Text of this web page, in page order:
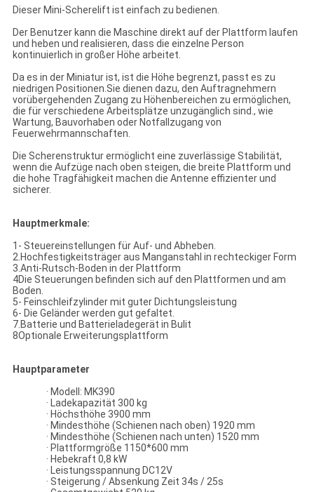
Dieser Mini-Scherelift ist einfach zu bedienen.
Der Benutzer kann die Maschine direkt auf der Plattform laufen
und heben und realisieren, dass die einzelne Person
kontinuierlich in großer Höhe arbeitet.
Da es in der Miniatur ist, ist die Höhe begrenzt, passt es zu
niedrigen Positionen.Sie dienen dazu, den Auftragnehmern
vorübergehenden Zugang zu Höhenbereichen zu ermöglichen,
die für verschiedene Arbeitsplätze unzugänglich sind., wie
Wartung, Bauvorhaben oder Notfallzugang von
Feuerwehrmannschaften.
Die Scherenstruktur ermöglicht eine zuverlässige Stabilität,
wenn die Aufzüge nach oben steigen, die breite Plattform und
die hohe Tragfähigkeit machen die Antenne effizienter und
sicherer.
Hauptmerkmale:
1- Steuereinstellungen für Auf- und Abheben.
2.Hochfestigkeitsträger aus Manganstahl in rechteckiger Form
3.Anti-Rutsch-Boden in der Plattform
4Die Steuerungen befinden sich auf den Plattformen und am
Boden.
5- Feinschleifzylinder mit guter Dichtungsleistung
6- Die Geländer werden gut gefaltet.
7.Batterie und Batterieladegerät in Bulit
8Optionale Erweiterungsplattform
Hauptparameter
· Modell: MK390
· Ladekapazität 300 kg
· Höchsthöhe 3900 mm
· Mindesthöhe (Schienen nach oben) 1920 mm
· Mindesthöhe (Schienen nach unten) 1520 mm
· Plattformgröße 1150*600 mm
· Hebekraft 0,8 kW
· Leistungsspannung DC12V
· Steigerung / Absenkung Zeit 34s / 25s